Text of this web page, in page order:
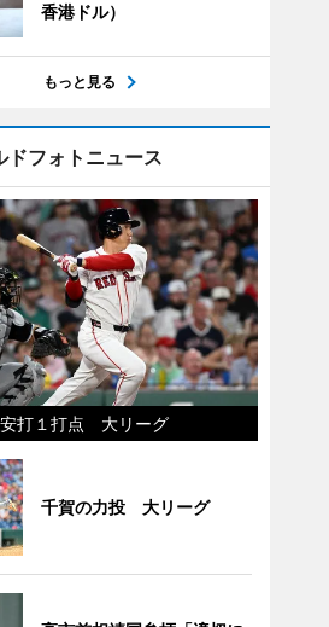
香港ドル）
もっと見る
ドフォトニュース
打１打点 大リーグ
千賀の力投 大リーグ